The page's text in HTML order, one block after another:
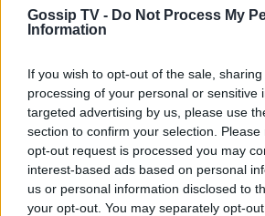
Gossip TV - Do Not Process My
Information
If you wish to opt-out of the sale,
processing of your personal or sensitive
targeted advertising by us, please use
section to confirm your selection.
opt-out request is processed you may
interest-based ads based on personal
us or personal information disclosed to
your opt-out. You may separately opt-